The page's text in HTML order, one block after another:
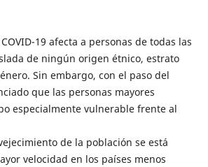
19 afecta a personas de todas las
de ningún origen étnico, estrato
Sin embargo, con el paso del
que las personas mayores
especialmente vulnerable frente al
de la población se está
velocidad en los países menos